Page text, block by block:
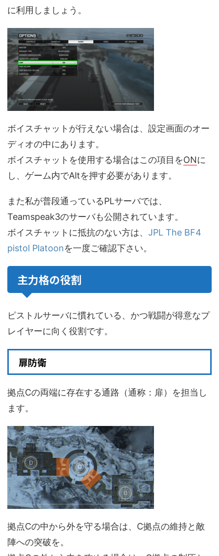
に利用しましょう。
ボイスチャットが行えない場合は、設定画面のオー
ディオの中にあります。
ボイスチャットを使用する場合はこの項目をONに
し、ゲーム内でAltを押す必要があります。
また私が普段通っているPLサーバでは、
Teamspeak3のサーバも公開されています。
ボイスチャットに抵抗のない方は、 JPL The BF4
pistol Platoonを一度ご確認下さい。
主力格の役割
ピストルサーバに慣れている、かつ戦闘が得意なプ
レイヤーに向く役割です。
扉防衛
拠点Cの両端に存在する通路（通称：扉）を担当し
ます。
拠点Cの中から外を守る場合は、C拠点の維持と敵
陣への突破を。